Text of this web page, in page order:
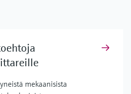
mekaanisista